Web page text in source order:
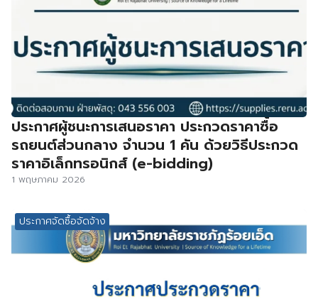
ประกาศผู้ชนะการเสนอราคา ประกวดราคาซื้อ
รถยนต์ส่วนกลาง จำนวน 1 คัน ด้วยวิธีประกวด
ราคาอิเล็กทรอนิกส์ (e-bidding)
1 พฤษภาคม 2026
ประกาศจัดซื้อจัดจ้าง